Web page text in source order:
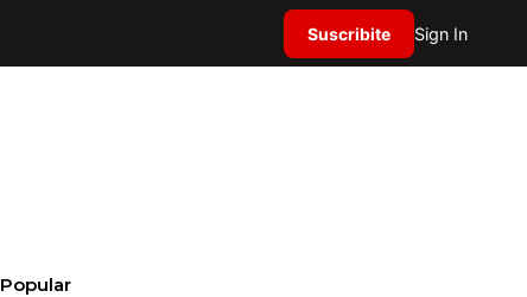
Suscribite Sign In
Popular